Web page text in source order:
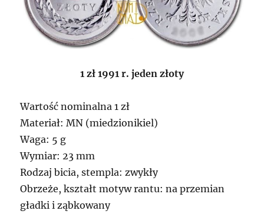
1 zł 1991 r. jeden złoty
Wartość nominalna 1 zł
Materiał: MN (miedzionikiel)
Waga: 5 g
Wymiar: 23 mm
Rodzaj bicia, stempla: zwykły
Obrzeże, kształt motyw rantu: na przemian
gładki i ząbkowany